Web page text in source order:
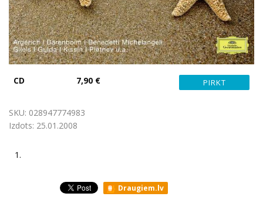
CD 7,90 €
SKU: 028947774983
Izdots: 25.01.2008
1.
Draugiem.lv